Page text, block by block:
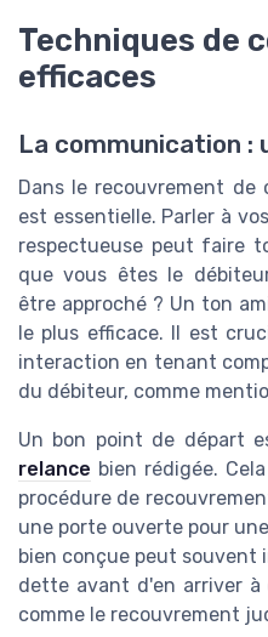
Techniques de
efficaces
La communication :
Dans le recouvrement de
est essentielle. Parler à
respectueuse peut faire
que vous êtes le
être approché ? Un ton
le plus efficace. Il est
interaction en tenant
du débiteur, comme
Un bon point de départ
relance bien rédigée.
procédure de
une porte ouverte pour
bien conçue peut souvent
dette avant d'en arriver à
comme le recouvrement